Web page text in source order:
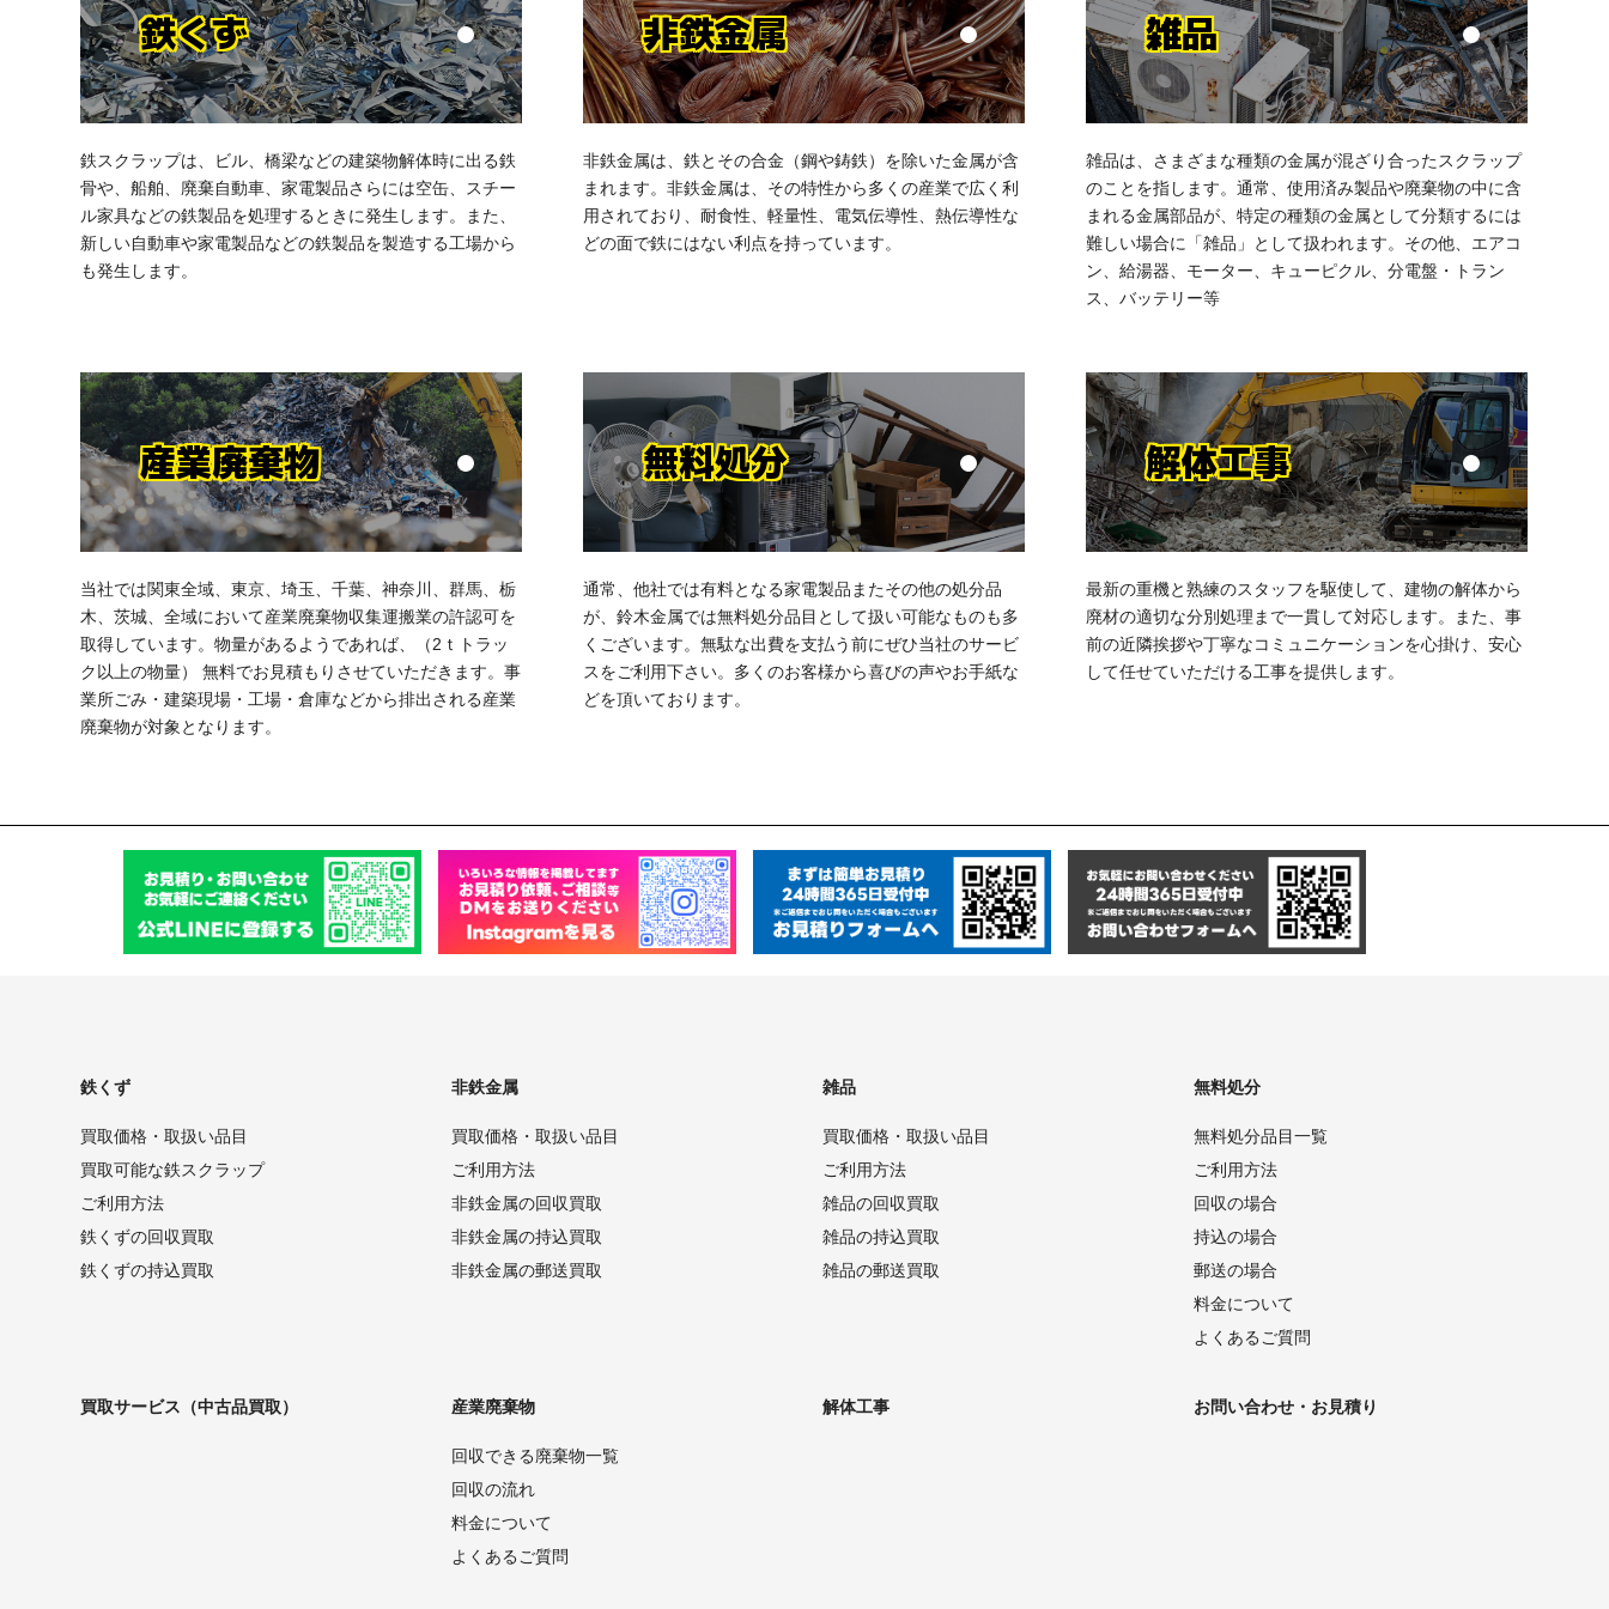
鉄くず
鉄スクラップは、ビル、橋梁などの建築物解体時に出る鉄
骨や、船舶、廃棄自動車、家電製品さらには空缶、スチー
ル家具などの鉄製品を処理するときに発生します。また、
新しい自動車や家電製品などの鉄製品を製造する工場から
も発生します。
非鉄金属
非鉄金属は、鉄とその合金（鋼や鋳鉄）を除いた金属が含
まれます。非鉄金属は、その特性から多くの産業で広く利
用されており、耐食性、軽量性、電気伝導性、熱伝導性な
どの面で鉄にはない利点を持っています。
雑品
雑品は、さまざまな種類の金属が混ざり合ったスクラップ
のことを指します。通常、使用済み製品や廃棄物の中に含
まれる金属部品が、特定の種類の金属として分類するには
難しい場合に「雑品」として扱われます。その他、エアコ
ン、給湯器、モーター、キューピクル、分電盤・トラン
ス、バッテリー等
産業廃棄物
当社では関東全域、東京、埼玉、千葉、神奈川、群馬、栃
木、茨城、全域において産業廃棄物収集運搬業の許認可を
取得しています。物量があるようであれば、（2ｔトラッ
ク以上の物量） 無料でお見積もりさせていただきます。事
業所ごみ・建築現場・工場・倉庫などから排出される産業
廃棄物が対象となります。
無料処分
通常、他社では有料となる家電製品またその他の処分品
が、鈴木金属では無料処分品目として扱い可能なものも多
くございます。無駄な出費を支払う前にぜひ当社のサービ
スをご利用下さい。多くのお客様から喜びの声やお手紙な
どを頂いております。
解体工事
最新の重機と熟練のスタッフを駆使して、建物の解体から
廃材の適切な分別処理まで一貫して対応します。また、事
前の近隣挨拶や丁寧なコミュニケーションを心掛け、安心
して任せていただける工事を提供します。
鉄くず
買取価格・取扱い品目
買取可能な鉄スクラップ
ご利用方法
鉄くずの回収買取
鉄くずの持込買取
非鉄金属
買取価格・取扱い品目
ご利用方法
非鉄金属の回収買取
非鉄金属の持込買取
非鉄金属の郵送買取
雑品
買取価格・取扱い品目
ご利用方法
雑品の回収買取
雑品の持込買取
雑品の郵送買取
無料処分
無料処分品目一覧
ご利用方法
回収の場合
持込の場合
郵送の場合
料金について
よくあるご質問
買取サービス（中古品買取） 産業廃棄物
回収できる廃棄物一覧
回収の流れ
料金について
よくあるご質問
解体工事 お問い合わせ・お見積り